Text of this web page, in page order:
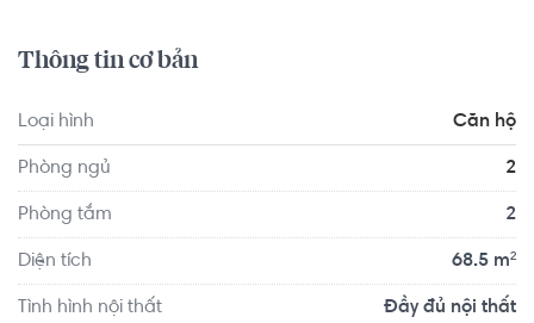
hàng độc thân, yêu thích sự tự do hay các cặp vợ chồng
cúng.
Khu căn hộ I-Home nằm trong khu dân cư hiện hữu với hệ
thống giao thông thuận lợi và kết nối nhanh chóng đến:
C, trường Đại học Hồng Bàng.
Thông tin cơ bản
Loại hình Căn hộ
Phòng ngủ 2
Phòng tắm 2
Diện tích 68.5 m²
Tình hình nội thất Đầy đủ nội thất